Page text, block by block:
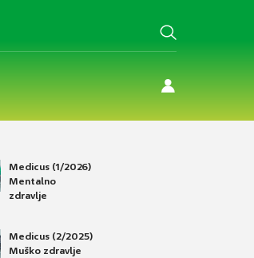
Medicus (1/2026)
Mentalno
zdravlje
Medicus (2/2025)
Muško zdravlje